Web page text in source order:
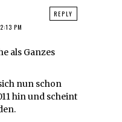
PM
als Ganzes
nun schon
hin und scheint
REPLY